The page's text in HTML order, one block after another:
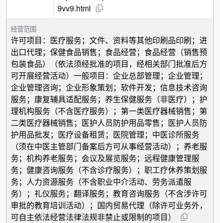
9vv9.html
经营范围
许可项目：医疗服务；文件、资料等其他印刷品印刷；进
出口代理；保健食品销售；食品经营；食品经营（销售预
包装食品）（依法须经批准的项目，经相关部门批准后方
可开展经营活动）一般项目：企业总部管理；企业管理；
企业管理咨询；企业形象策划；软件开发；信息技术咨询
服务；康复辅具适配服务；养生保健服务（非医疗）；护
理机构服务（不含医疗服务）；第一类医疗器械销售；第
二类医疗器械销售；医护人员防护用品零售；医护人员防
护用品批发；医疗设备租赁；医院管理；中医诊所服务
（须在中医主管部门备案后方可从事经营活动）；养老服
务；机构养老服务；会议及展览服务；远程健康管理服
务；健康咨询服务（不含诊疗服务）；职工疗休养策划服
务；人力资源服务（不含职业中介活动、劳务派遣服
务）；礼仪服务；翻译服务；教育咨询服务（不含涉许可
审批的教育培训活动）；国内贸易代理（除许可业务外，
可自主依法经营法律法规非禁止或限制的项目）